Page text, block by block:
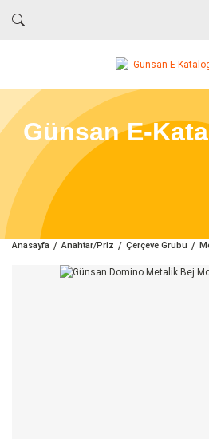
Günsan E-
Anasayfa Anahtar/Priz Çerçeve Grubu